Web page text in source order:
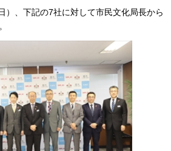
）、下記の7社に対して市民文化局長から